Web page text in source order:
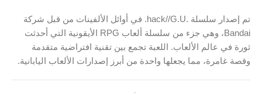
تم إصدار سلسلة .hack//G.U. في أوائل الألفينات من قبل شركة
Bandai، وهي جزء من سلسلة ألعاب RPG الأيقونية التي أحدثت
ثورة في عالم الألعاب. اللعبة تجمع بين تقنية افتراضية متقدمة
وقصة غامرة، مما يجعلها واحدة من أبرز إصدارات الألعاب اليابانية.